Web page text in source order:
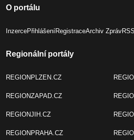
O portálu
InzercePřihlášeníRegistraceArchiv ZprávRSS
Regionální portály
REGIONPLZEN.CZ
REGIONZAPAD.CZ
REGIONJIH.CZ
REGIONPRAHA.CZ